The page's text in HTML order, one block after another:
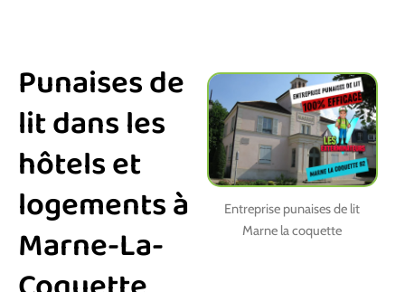
Punaises de
lit dans les
hôtels et
logements à
Marne-La-
Entreprise punaises de lit
Marne la coquette